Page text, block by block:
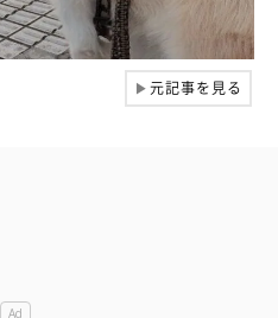
▶元記事を見る